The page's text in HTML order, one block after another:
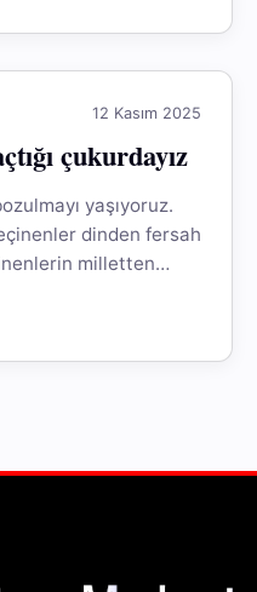
12 Kasım 2025
çukurdayız
yaşıyoruz.
dinden fersah
milletten